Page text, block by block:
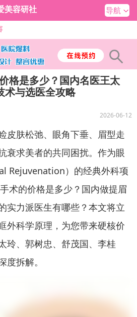
美容研社 导航
格是多少？​国内名医王太
与选医全攻略
2026-06-12
皮肤松弛、眼角下垂、眉型走
衰求美者的共同困扰。作为眼
Rejuvenation）的经典外科项
术的价格是多少？国内做提眉
实力派医生有哪些？本文将立
外科学原理，为您带来硬核价
玲、郭树忠、舒茂国、李桂
拆解。